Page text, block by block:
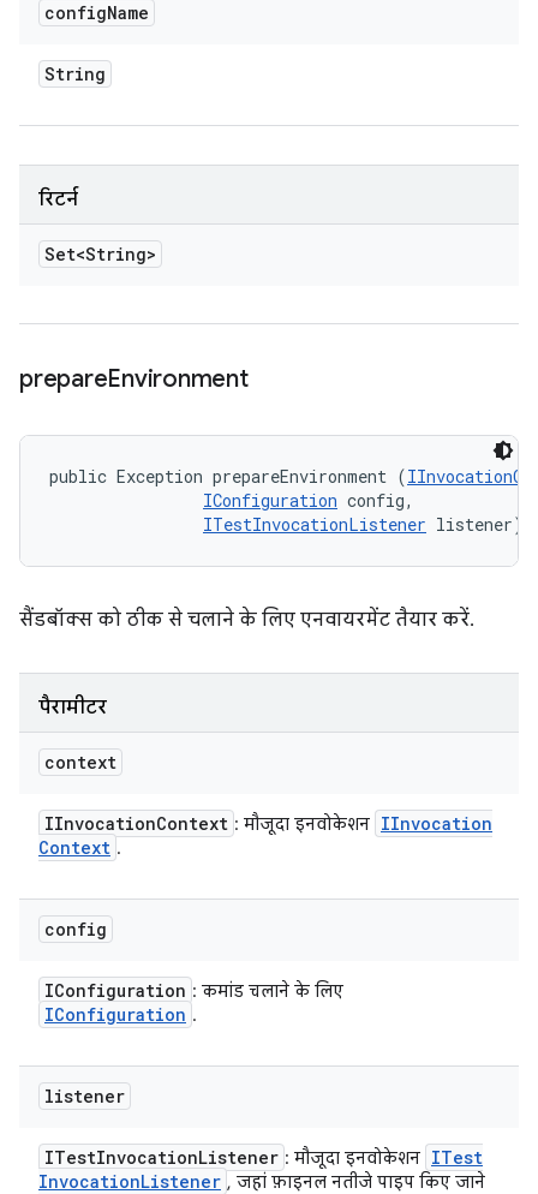
configName
String
रिटर्न
Set<String>
prepareEnvironment
public Exception prepareEnvironment (
IConfiguration config,
ITestInvocationListener listener)
सैंडबॉक्स को ठीक से चलाने के लिए एनवायरमेंट तैयार करें.
पैरामीटर
context
IInvocationContext : मौजूदा इनवोकेशन IInvocation
Context .
config
IConfiguration : कमांड चलाने के लिए
IConfiguration .
listener
ITestInvocationListener : मौजूदा इनवोकेशन ITest
InvocationListener , जहां फ़ाइनल नतीजे पाइप किए जाने